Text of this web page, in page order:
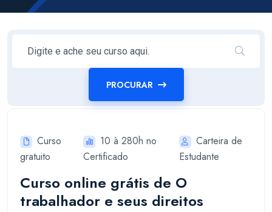
PROCURAR
Curso
gratuito
10 à 280h no
Certificado
Carteira de
Estudante
Curso online grátis de O
trabalhador e seus direitos